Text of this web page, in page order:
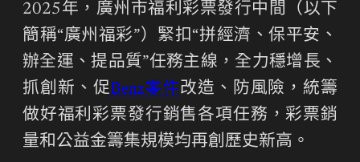
2025年，廣州市福利彩票發行中間（以下
簡稱“廣州福彩”）緊扣“拼經濟、保平安、
辦全運、提品質”任務主線，全力穩增長、
抓創新、促Benz零件改造、防風險，統籌
做好福利彩票發行銷售各項任務，彩票銷
量和公益金籌集規模均再創歷史新高。